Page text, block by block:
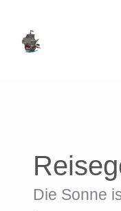
springen
Die Sonne